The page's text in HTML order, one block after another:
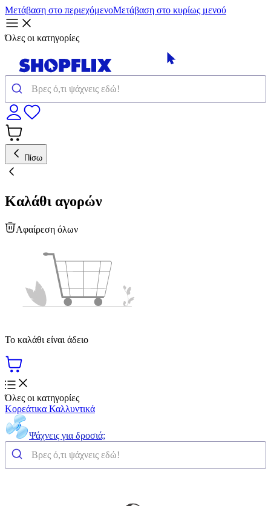
Μετάβαση στο περιεχόμενοΜετάβαση στο κυρίως μενού
Όλες οι κατηγορίες
Πίσω
Καλάθι αγορών
Αφαίρεση όλων
Το καλάθι είναι άδειο
Όλες οι κατηγορίες
Κορεάτικα Καλλυντικά
Ψάχνεις για δροσιά;